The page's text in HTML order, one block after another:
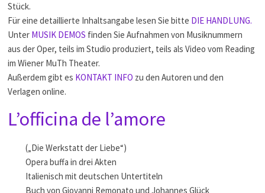
Stück.
Für eine detaillierte Inhaltsangabe lesen Sie bitte DIE HANDLUNG.
Unter MUSIK DEMOS finden Sie Aufnahmen von Musiknummern
aus der Oper, teils im Studio produziert, teils als Video vom Reading
im Wiener MuTh Theater.
Außerdem gibt es KONTAKT INFO zu den Autoren und den
Verlagen online.
L’officina de l’amore
(„Die Werkstatt der Liebe“)
Opera buffa in drei Akten
Italienisch mit deutschen Untertiteln
Buch von Giovanni Remonato und Johannes Glück